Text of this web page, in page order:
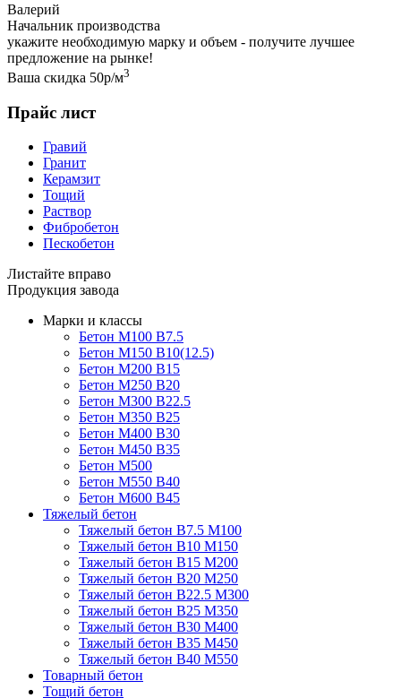
Валерий
Начальник производства
укажите необходимую марку и объем - получите лучшее
предложение на рынке!
Ваша скидка 50р/м3
Прайс лист
Гравий
Гранит
Керамзит
Тощий
Раствор
Фибробетон
Пескобетон
Листайте вправо
Продукция завода
Марки и классы
Бетон М100 В7.5
Бетон М150 В10(12.5)
Бетон М200 В15
Бетон М250 В20
Бетон М300 В22.5
Бетон М350 В25
Бетон М400 В30
Бетон М450 В35
Бетон М500
Бетон М550 В40
Бетон М600 В45
Тяжелый бетон
Тяжелый бетон В7.5 М100
Тяжелый бетон В10 М150
Тяжелый бетон В15 М200
Тяжелый бетон В20 М250
Тяжелый бетон В22.5 М300
Тяжелый бетон В25 М350
Тяжелый бетон В30 М400
Тяжелый бетон В35 М450
Тяжелый бетон В40 М550
Товарный бетон
Тощий бетон